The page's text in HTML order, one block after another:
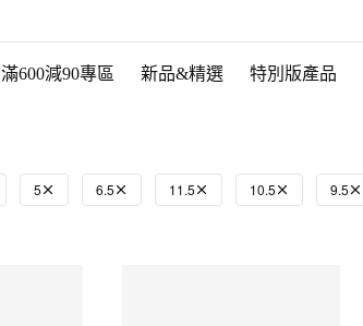
滿600減90專區 新品&精選 特別版產品
5 6.5 11.5 10.5 9.5